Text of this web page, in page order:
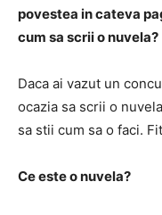
povestea in cateva
cum sa scrii o nuvela?
Daca ai vazut un
ocazia sa scrii o
sa stii cum sa o faci.
Ce este o nuvela?